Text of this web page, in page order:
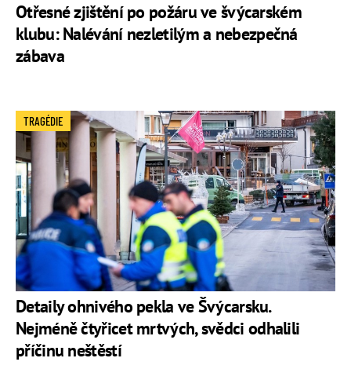
Otřesné zjištění po požáru ve švýcarském
klubu: Nalévání nezletilým a nebezpečná
zábava
Detaily ohnivého pekla ve Švýcarsku.
Nejméně čtyřicet mrtvých, svědci odhalili
příčinu neštěstí
TRAGÉDIE